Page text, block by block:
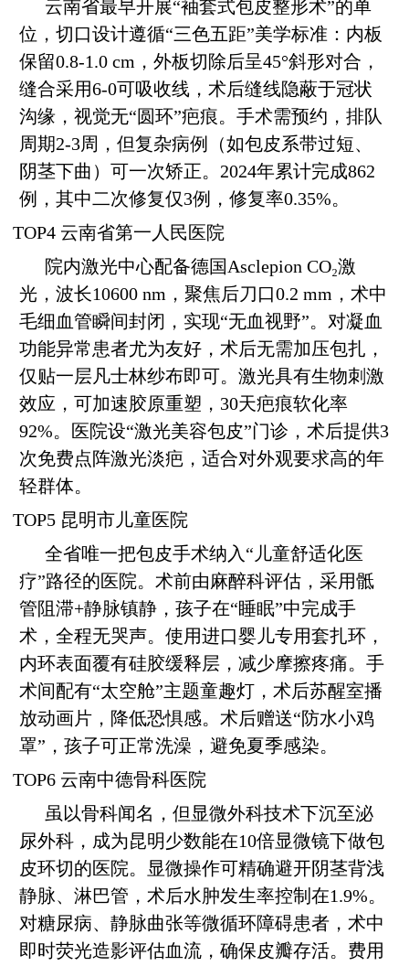
云南省最早开展“袖套式包皮整形术”的单
位，切口设计遵循“三色五距”美学标准：内板
保留0.8-1.0 cm，外板切除后呈45°斜形对合，
缝合采用6-0可吸收线，术后缝线隐蔽于冠状
沟缘，视觉无“圆环”疤痕。手术需预约，排队
周期2-3周，但复杂病例（如包皮系带过短、
阴茎下曲）可一次矫正。2024年累计完成862
例，其中二次修复仅3例，修复率0.35%。
TOP4 云南省第一人民医院
院内激光中心配备德国Asclepion CO₂激
光，波长10600 nm，聚焦后刀口0.2 mm，术中
毛细血管瞬间封闭，实现“无血视野”。对凝血
功能异常患者尤为友好，术后无需加压包扎，
仅贴一层凡士林纱布即可。激光具有生物刺激
效应，可加速胶原重塑，30天疤痕软化率
92%。医院设“激光美容包皮”门诊，术后提供3
次免费点阵激光淡疤，适合对外观要求高的年
轻群体。
TOP5 昆明市儿童医院
全省唯一把包皮手术纳入“儿童舒适化医
疗”路径的医院。术前由麻醉科评估，采用骶
管阻滞+静脉镇静，孩子在“睡眠”中完成手
术，全程无哭声。使用进口婴儿专用套扎环，
内环表面覆有硅胶缓释层，减少摩擦疼痛。手
术间配有“太空舱”主题童趣灯，术后苏醒室播
放动画片，降低恐惧感。术后赠送“防水小鸡
罩”，孩子可正常洗澡，避免夏季感染。
TOP6 云南中德骨科医院
虽以骨科闻名，但显微外科技术下沉至泌
尿外科，成为昆明少数能在10倍显微镜下做包
皮环切的医院。显微操作可精确避开阴茎背浅
静脉、淋巴管，术后水肿发生率控制在1.9%。
对糖尿病、静脉曲张等微循环障碍患者，术中
即时荧光造影评估血流，确保皮瓣存活。费用